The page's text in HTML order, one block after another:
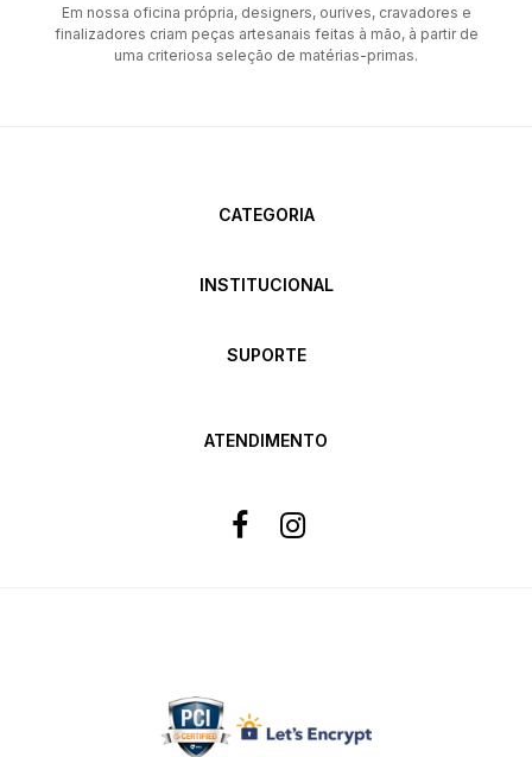
Em nossa oficina própria, designers, ourives, cravadores e
finalizadores criam peças artesanais feitas à mão, à partir de
uma criteriosa seleção de matérias-primas.
CATEGORIA
INSTITUCIONAL
SUPORTE
ATENDIMENTO